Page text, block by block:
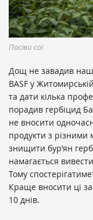
Посіви сої
Дощ не завадив
BASF у
та дати кілька
порадив гербіцид
не вносити
продукти з різними
знищити бур’ян
намагається
Тому
Краще вносити ці
10 днів.